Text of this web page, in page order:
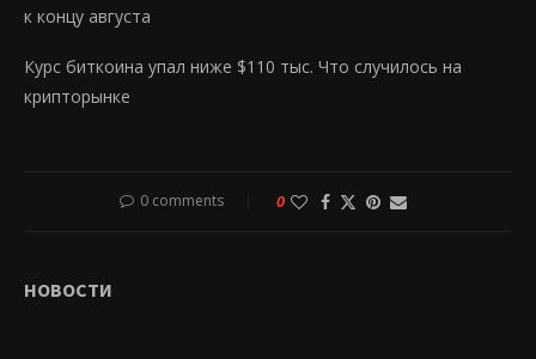
к концу августа
Курс биткоина упал ниже $110 тыс. Что случилось на
крипторынке
0 comments 0
НОВОСТИ